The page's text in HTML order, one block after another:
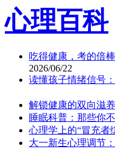
心理百科
吃得健康，考的倍
2026/06/22
读懂孩子情绪信号
解锁健康的双向滋
睡眠科普：那些你
心理学上的“冒充者
大一新生心理调节